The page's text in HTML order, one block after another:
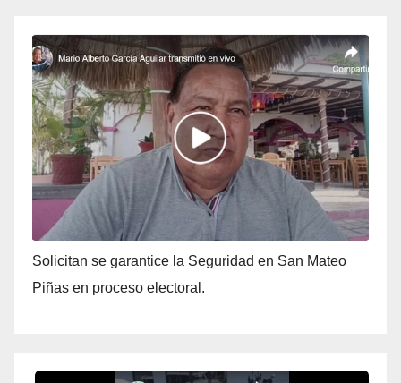
Solicitan se garantice la Seguridad en San Mateo
Piñas en proceso electoral.